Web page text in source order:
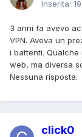
Inserita:
3 anni fa avevo
VPN. Aveva un
i battenti.
web, ma diversa
Nessuna risposta.
click0